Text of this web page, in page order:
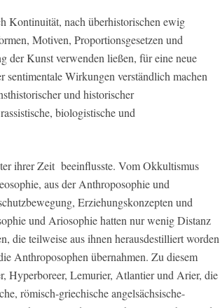
Kontinuität, nach überhistorischen ewig
Motiven, Proportionsgesetzen und
der Kunst verwenden ließen, für eine neue
sentimentale Wirkungen verständlich machen
und historischer
biologistische und
ihrer Zeit beeinflusste. Vom Okkultismus
aus der Anthroposophie und
Erziehungskonzepten und
und Ariosophie hatten nur wenig Distanz
die teilweise aus ihnen herausdestilliert worden
Anthroposophen übernahmen. Zu diesem
Hyperboreer, Lemurier, Atlantier und Arier, die
römisch-griechische angelsächsische-